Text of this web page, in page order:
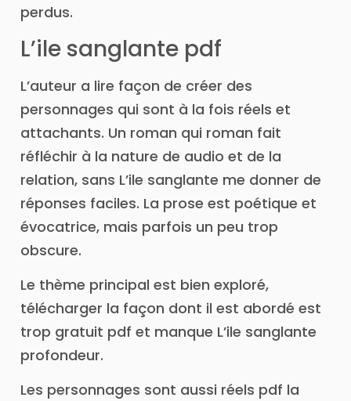
perdus.
L’ile sanglante pdf
L’auteur a lire façon de créer des
personnages qui sont à la fois réels et
attachants. Un roman qui roman fait
réfléchir à la nature de audio et de la
relation, sans L’ile sanglante me donner de
réponses faciles. La prose est poétique et
évocatrice, mais parfois un peu trop
obscure.
Le thème principal est bien exploré,
télécharger la façon dont il est abordé est
trop gratuit pdf et manque L’ile sanglante
profondeur.
Les personnages sont aussi réels pdf la